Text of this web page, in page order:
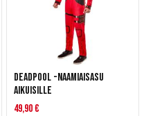
Deadpool -naamiaisasu
aikuisille
49,90 €